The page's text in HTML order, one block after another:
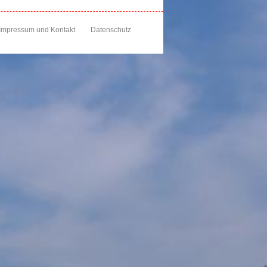
und Kontakt Datenschutz